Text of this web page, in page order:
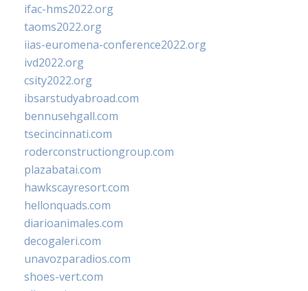
ifac-hms2022.org
taoms2022.org
iias-euromena-conference2022.org
ivd2022.org
csity2022.org
ibsarstudyabroad.com
bennusehgall.com
tsecincinnati.com
roderconstructiongroup.com
plazabatai.com
hawkscayresort.com
hellonquads.com
diarioanimales.com
decogaleri.com
unavozparadios.com
shoes-vert.com